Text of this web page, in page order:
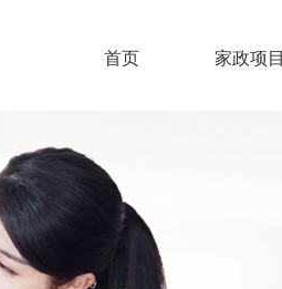
首页 家政项目